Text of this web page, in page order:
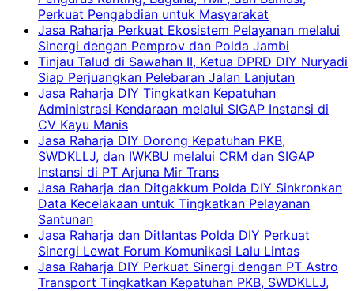
Perkuat Pengabdian untuk Masyarakat
Jasa Raharja Perkuat Ekosistem Pelayanan melalui
Sinergi dengan Pemprov dan Polda Jambi
Tinjau Talud di Sawahan II, Ketua DPRD DIY Nuryadi
Siap Perjuangkan Pelebaran Jalan Lanjutan
Jasa Raharja DIY Tingkatkan Kepatuhan
Administrasi Kendaraan melalui SIGAP Instansi di
CV Kayu Manis
Jasa Raharja DIY Dorong Kepatuhan PKB,
SWDKLLJ, dan IWKBU melalui CRM dan SIGAP
Instansi di PT Arjuna Mir Trans
Jasa Raharja dan Ditgakkum Polda DIY Sinkronkan
Data Kecelakaan untuk Tingkatkan Pelayanan
Santunan
Jasa Raharja dan Ditlantas Polda DIY Perkuat
Sinergi Lewat Forum Komunikasi Lalu Lintas
Jasa Raharja DIY Perkuat Sinergi dengan PT Astro
Transport Tingkatkan Kepatuhan PKB, SWDKLLJ,